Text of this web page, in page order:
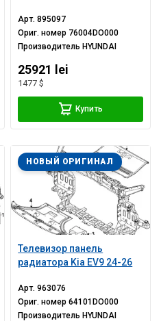
Арт.895097
Ориг. номер 76004DO000
ПроизводительHYUNDAI
25921 lei
1477 $
Купить
Телевизор панель
радиатора Kia EV9 24-26
НОВЫЙ ОРИГИНАЛ
Арт.963076
Ориг. номер64101DO000
ПроизводительHYUNDAI